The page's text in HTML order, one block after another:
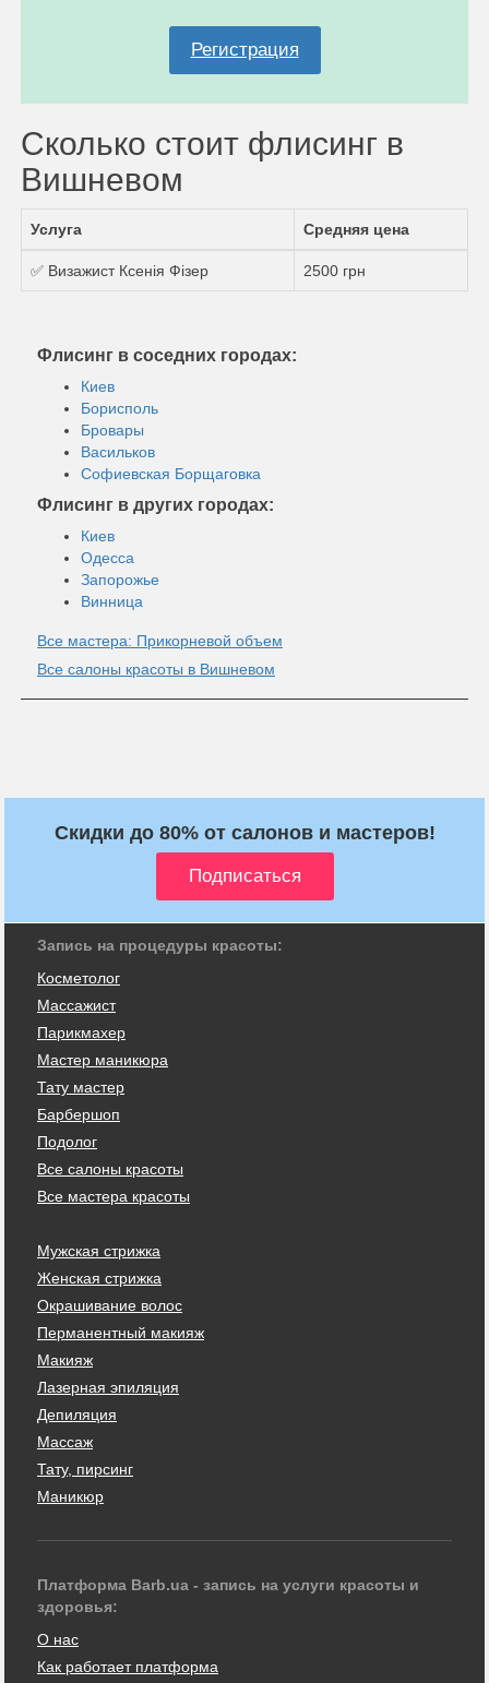
Регистрация
Сколько стоит флисинг в
Вишневом
Услуга Средняя цена
✅ Визажист Ксенія Фізер 2500 грн
Флисинг в соседних городах:
Киев
Борисполь
Бровары
Васильков
Софиевская Борщаговка
Флисинг в других городах:
Киев
Одесса
Запорожье
Винница
Все мастера: Прикорневой объем
Все салоны красоты в Вишневом
Скидки до 80% от салонов и мастеров!
Запись на процедуры красоты:
Косметолог
Массажист
Парикмахер
Мастер маникюра
Тату мастер
Барбершоп
Подолог
Все салоны красоты
Все мастера красоты
Мужская стрижка
Женская стрижка
Окрашивание волос
Перманентный макияж
Макияж
Лазерная эпиляция
Депиляция
Массаж
Тату, пирсинг
Маникюр
Платформа Barb.ua - запись на услуги красоты и
здоровья:
О нас
Как работает платформа